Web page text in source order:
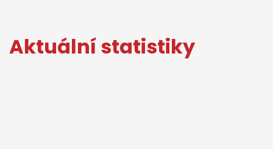
Aktuální statistiky